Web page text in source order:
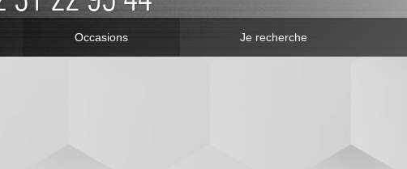
Occasions Je recherche